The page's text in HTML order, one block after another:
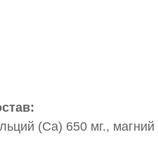
(Ca) 650 мг.,